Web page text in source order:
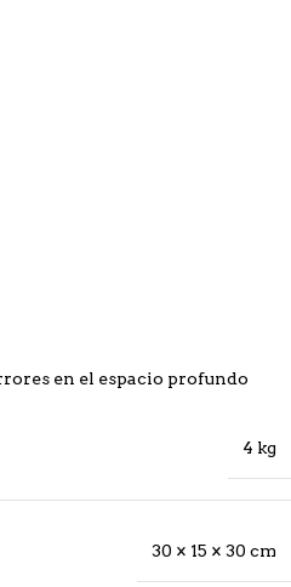
en el espacio profundo
4 kg
30 × 15 × 30 cm